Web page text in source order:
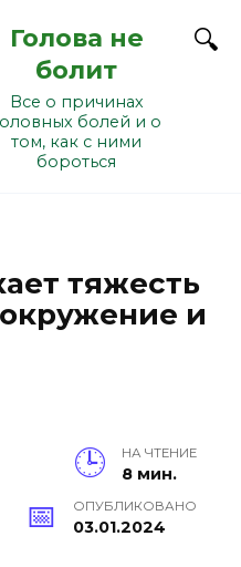
Голова не
болит
Все о причинах
болей и о
том, как с ними
бороться
тяжесть
и
НА ЧТЕНИЕ
8 мин.
ОПУБЛИКОВАНО
03.01.2024